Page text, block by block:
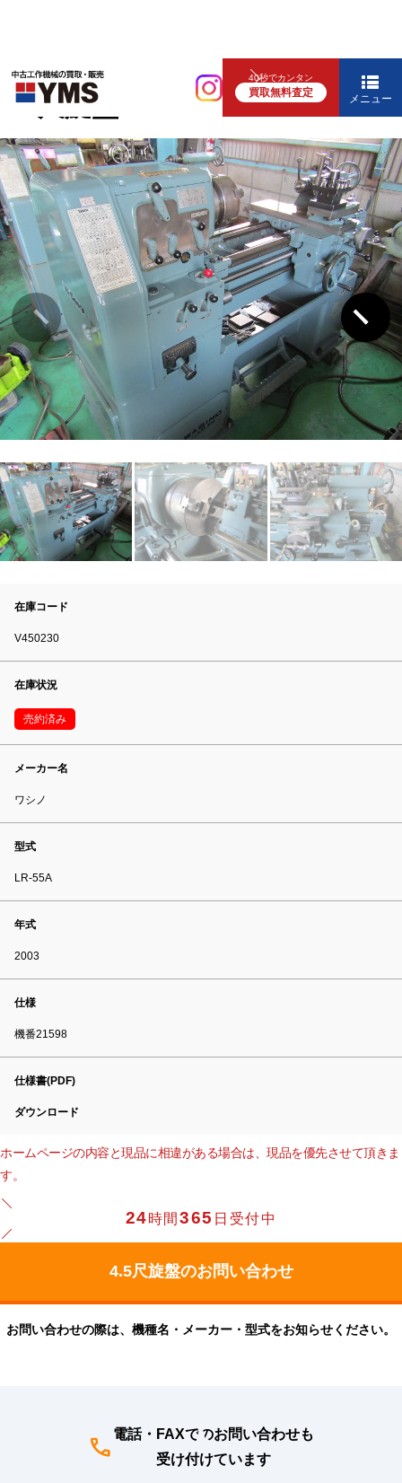
40秒でカンタン
買取無料査定 メニュー
汎用旋盤
4.5尺旋盤
在庫コード
V450230
在庫状況
売約済み
メーカー名
ワシノ
型式
LR-55A
年式
2003
仕様
機番21598
仕様書(PDF)
ダウンロード
ホームページの内容と現品に相違がある場合は、現品を優先させて頂きま
す。
24時間365 日受付中
お問い合わせの際は、機種名・メーカー・型式をお知らせください。
電話・FAXでのお問い合わせも
受け付けています